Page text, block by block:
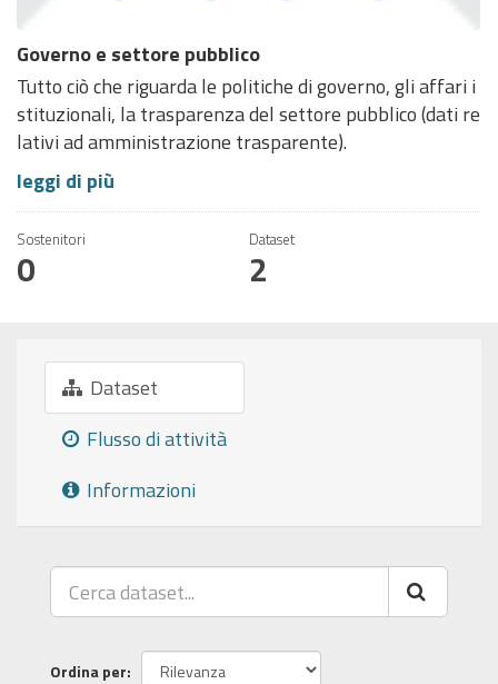
Governo e settore pubblico
Tutto ciò che riguarda le politiche di governo, gli affari i
stituzionali, la trasparenza del settore pubblico (dati re
lativi ad amministrazione trasparente).
leggi di più
Sostenitori
0
Dataset
2
Dataset
Flusso di attività
Informazioni
Ordina per